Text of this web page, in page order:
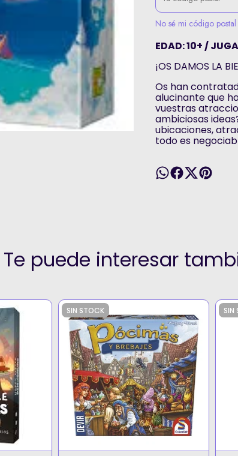
No sé mi código postal
EDAD: 10+ /
¡OS DAMOS LA
Os han
alucinante que
vuestras
ambiciosas
ubicaciones,
todo es
Te puede interesar
SIN STOCK SIN